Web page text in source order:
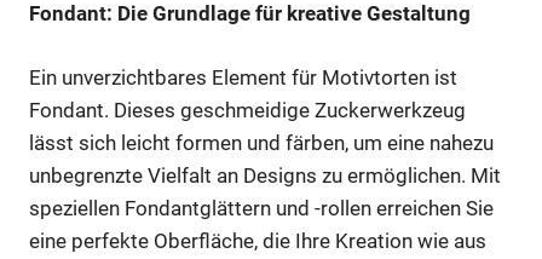
Fondant: Die Grundlage für kreative Gestaltung
Ein unverzichtbares Element für Motivtorten ist
Fondant. Dieses geschmeidige Zuckerwerkzeug
lässt sich leicht formen und färben, um eine nahezu
unbegrenzte Vielfalt an Designs zu ermöglichen. Mit
speziellen Fondantglättern und -rollen erreichen Sie
eine perfekte Oberfläche, die Ihre Kreation wie aus